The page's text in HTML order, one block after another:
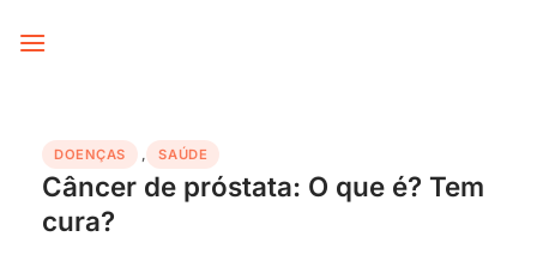
DOENÇAS , SAÚDE
Câncer de próstata: O que é? Tem
cura?